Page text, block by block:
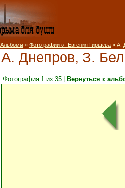
Альбомы » Фотографии от Евгения Гиршева » А.
А. Днепров, З.
Фотография 1 из 35 | Вернуться к